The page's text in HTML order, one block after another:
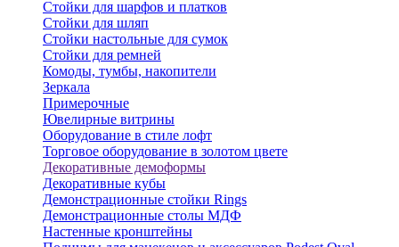
Стойки для шарфов и платков
Стойки для шляп
Стойки настольные для сумок
Стойки для ремней
Комоды, тумбы, накопители
Зеркала
Примерочные
Ювелирные витрины
Оборудование в стиле лофт
Торговое оборудование в золотом цвете
Декоративные демоформы
Декоративные кубы
Демонстрационные стойки Rings
Демонстрационные столы МДФ
Настенные кронштейны